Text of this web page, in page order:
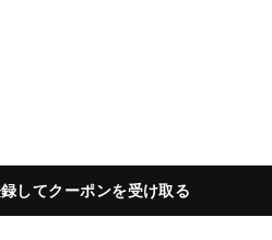
してクーポンを受け取る